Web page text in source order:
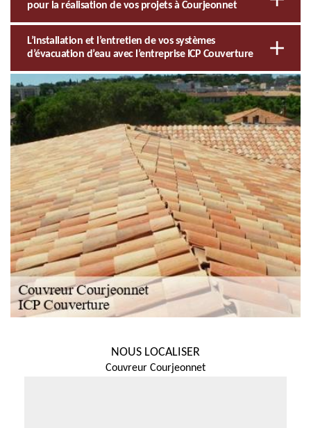
pour la réalisation de vos projets à Courjeonnet
L’installation et l’entretien de vos systèmes
d’évacuation d’eau avec l’entreprise ICP Couverture
NOUS LOCALISER
Couvreur Courjeonnet